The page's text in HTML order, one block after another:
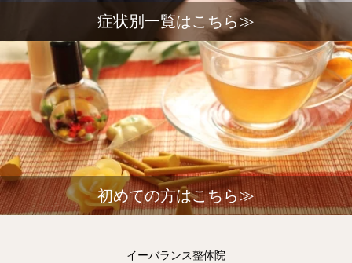
症状別一覧はこちら≫
初めての方はこちら≫
イーバランス整体院